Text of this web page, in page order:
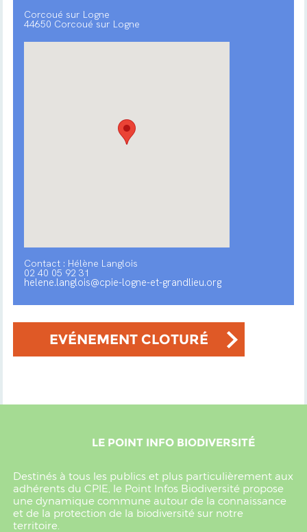
Corcoué sur Logne
44650 Corcoué sur Logne
Contact : Hélène Langlois
02 40 05 92 31
helene.langlois@cpie-logne-et-grandlieu.org
EVÉNEMENT CLOTURÉ
LE POINT INFO BIODIVERSITÉ
Destinés à tous les publics et plus particulièrement aux
adhérents du CPIE, le Point Infos Biodiversité propose
une dynamique commune autour de la connaissance
et de la protection de la biodiversité sur notre
territoire.